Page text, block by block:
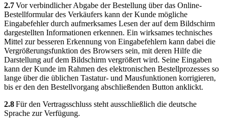
2.7Vor verbindlicher Abgabe der Bestellung über das Online-
Bestellformular des Verkäufers kann der Kunde mögliche
Eingabefehler durch aufmerksames Lesen der auf dem Bildschirm
dargestellten Informationen erkennen. Ein wirksames technisches
Mittel zur besseren Erkennung von Eingabefehlern kann dabei die
Vergrößerungsfunktion des Browsers sein, mit deren Hilfe die
Darstellung auf dem Bildschirm vergrößert wird. Seine Eingaben
kann der Kunde im Rahmen des elektronischen Bestellprozesses so
lange über die üblichen Tastatur- und Mausfunktionen korrigieren,
bis er den den Bestellvorgang abschließenden Button anklickt.
2.8Für den Vertragsschluss steht ausschließlich die deutsche
Sprache zur Verfügung.